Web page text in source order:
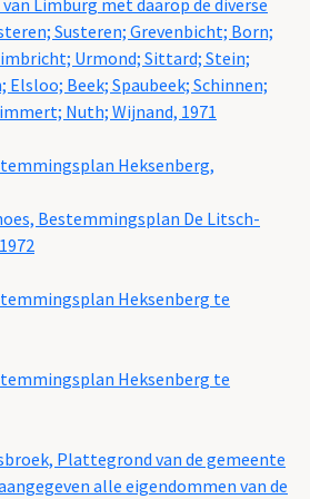
Limburg met daarop de diverse
Susteren; Grevenbicht; Born;
Urmond; Sittard; Stein;
Beek; Spaubeek; Schinnen;
Nuth; Wijnand, 1971
Heksenberg,
Bestemmingsplan De Litsch-
Heksenberg te
Heksenberg te
Plattegrond van de gemeente
alle eigendommen van de